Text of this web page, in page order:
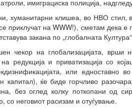
имиграциска полиција,
хуманитарни клишеа, во НВО стил,
приклучат на WWW!), сметам дека е
закана по „глобалната
чекор на глобализацијата, врши
редукција и приватизација со
или едноставно
капитал), ќе биде горчливо
без оглед колку поткопани од
со неговиот расизам и отуѓување.